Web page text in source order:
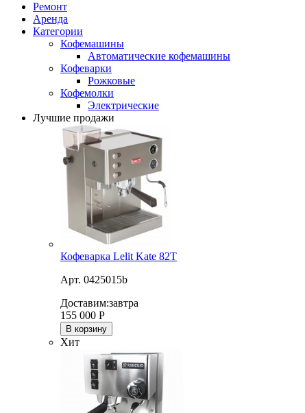
Ремонт
Аренда
Категории
Кофемашины
Автоматические кофемашины
Кофеварки
Рожковые
Кофемолки
Электрические
Лучшие продажи
Кофеварка Lelit Kate 82T
Арт. 0425015b
Доставим:завтра
155 000 Р
В корзину
Хит